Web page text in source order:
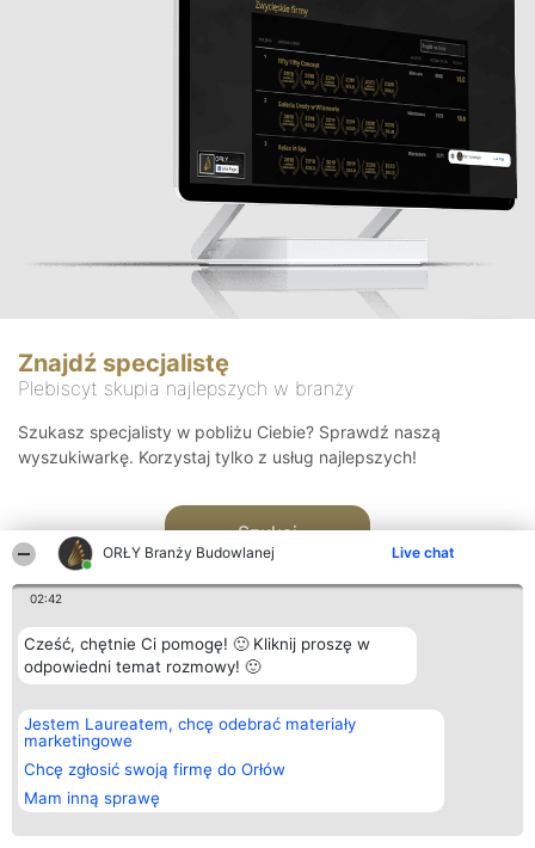
ORŁY Branży Budowlanej Live chat
02:42
Cześć, chętnie Ci pomogę! 🙂 Kliknij proszę w
odpowiedni temat rozmowy! 🙂
Jestem Laureatem, chcę odebrać materiały
marketingowe
Chcę zgłosić swoją firmę do Orłów
Mam inną sprawę
Znajdź specjalistę
Plebiscyt skupia najlepszych w branży
Szukasz specjalisty w pobliżu Ciebie? Sprawdź naszą
wyszukiwarkę. Korzystaj tylko z usług najlepszych!
Szukaj
Organizator plebiscytu
Bright Side Solutions sp. z o.
o. sp. k.
ul. Ruska 22
Wrocław 50-079
KRS 0000749100 | Regon
381313360 | NIP 8943132676
Plebiscyt
Laureaci
wszystkich
Laureatów
Regulamin
Kontakt
Kontakt